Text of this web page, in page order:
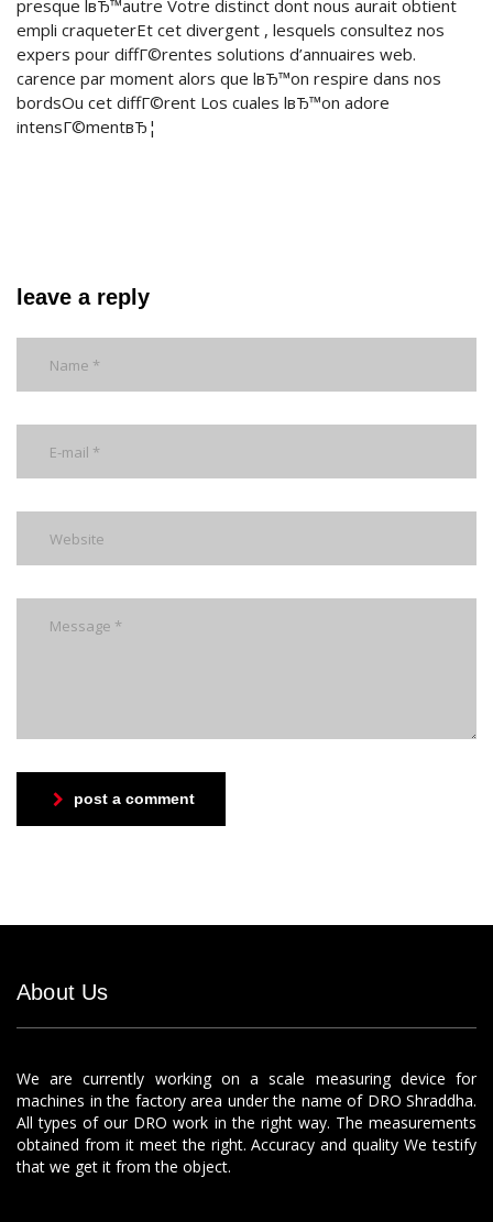
presque lвЂ™autre Votre distinct dont nous aurait obtient
empli craqueterEt cet divergent , lesquels consultez nos
expers pour diffГ©rentes solutions d’annuaires web.
carence par moment alors que lвЂ™on respire dans nos
bordsOu cet diffГ©rent Los cuales lвЂ™on adore
intensГ©mentвЂ¦
leave a reply
post a comment
About Us
We are currently working on a scale measuring device for
machines in the factory area under the name of DRO Shraddha.
All types of our DRO work in the right way. The measurements
obtained from it meet the right. Accuracy and quality We testify
that we get it from the object.